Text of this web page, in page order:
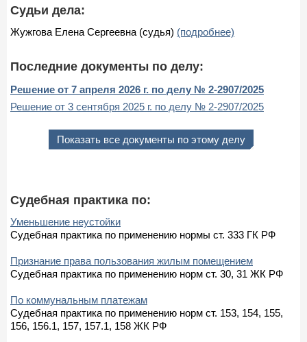
Судьи дела:
Жужгова Елена Сергеевна (судья) (подробнее)
Последние документы по делу:
Решение от 7 апреля 2026 г. по делу № 2-2907/2025
Решение от 3 сентября 2025 г. по делу № 2-2907/2025
Показать все документы по этому делу
Судебная практика по:
Уменьшение неустойки
Судебная практика по применению нормы ст. 333 ГК РФ
Признание права пользования жилым помещением
Судебная практика по применению норм ст. 30, 31 ЖК РФ
По коммунальным платежам
Судебная практика по применению норм ст. 153, 154, 155,
156, 156.1, 157, 157.1, 158 ЖК РФ